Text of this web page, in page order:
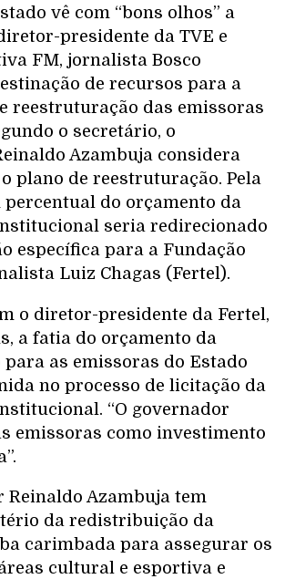
vê com “bons olhos” a
presidente da TVE e
FM, jornalista Bosco
de recursos para a
reestruturação das emissoras
o secretário, o
Azambuja considera
plano de reestruturação. Pela
do orçamento da
seria redirecionado
específica para a Fundação
Luiz Chagas (Fertel).
o diretor-presidente da Fertel,
a fatia do orçamento da
as emissoras do Estado
no processo de licitação da
“O governador
emissoras como investimento
Reinaldo Azambuja tem
da redistribuição da
carimbada para assegurar os
cultural e esportiva e